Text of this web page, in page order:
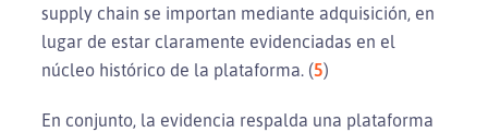
supply chain se importan mediante adquisición, en
lugar de estar claramente evidenciadas en el
núcleo histórico de la plataforma. (5)
En conjunto, la evidencia respalda una plataforma